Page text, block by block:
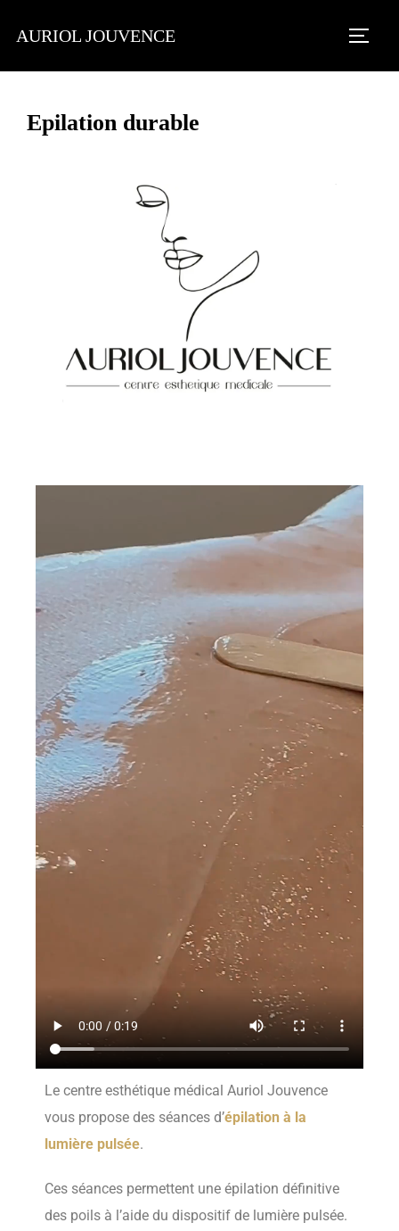
AURIOL JOUVENCE
Epilation durable
Le centre esthétique médical Auriol Jouvence
vous propose des séances d’épilation à la
lumière pulsée.
Ces séances permettent une épilation définitive
des poils à l’aide du dispositif de lumière pulsée.